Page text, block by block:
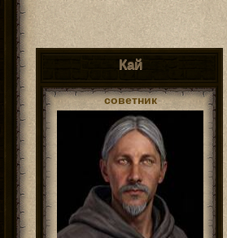
Кай
советник